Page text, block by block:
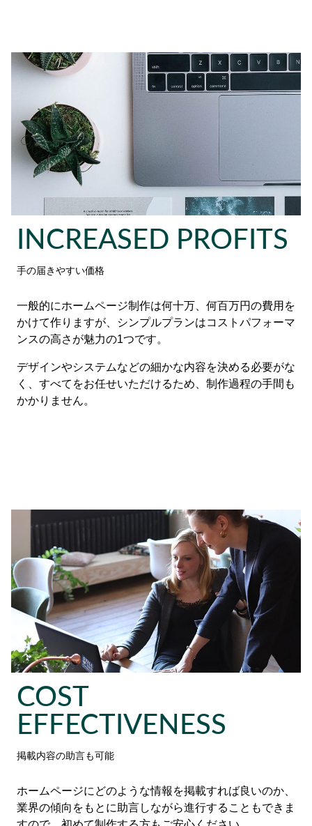
INCREASED PROFITS
手の届きやすい価格
一般的にホームページ制作は何十万、何百万円の費用を
かけて作りますが、シンプルプランはコストパフォーマ
ンスの高さが魅力の1つです。
デザインやシステムなどの細かな内容を決める必要がな
く、すべてをお任せいただけるため、制作過程の手間も
かかりません。
COST
EFFECTIVENESS
掲載内容の助言も可能
ホームページにどのような情報を掲載すれば良いのか、
業界の傾向をもとに助言しながら進行することもできま